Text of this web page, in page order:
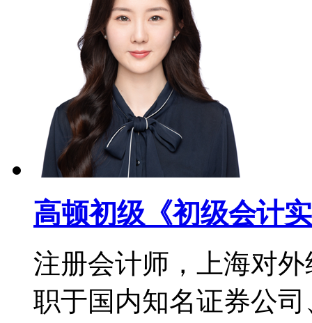
高顿初级《初级会计
注册会计师，上海对
职于国内知名证券公